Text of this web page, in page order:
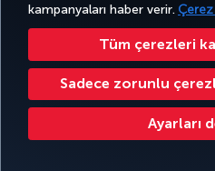
kampanyaları haber verir. Çerez
Tüm çerezleri
Sadece zorunlu
Ayarları